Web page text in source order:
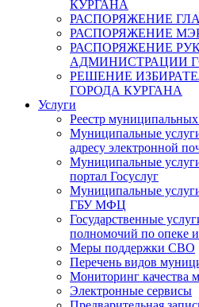
КУРГАНА
РАСПОРЯЖЕНИЕ
РАСПОРЯЖЕНИЕ
РАСПОРЯЖЕНИЕ
АДМИНИСТРАЦИИ
РЕШЕНИЕ
ГОРОДА КУРГАНА
Услуги
Реестр муниципальных
Муниципальные
адресу электронной
Муниципальные
портал Госуслуг
Муниципальные
ГБУ МФЦ
Государственные
полномочий по опеке
Меры поддержки СВО
Перечень видов
Мониторинг качества
Электронные сервисы